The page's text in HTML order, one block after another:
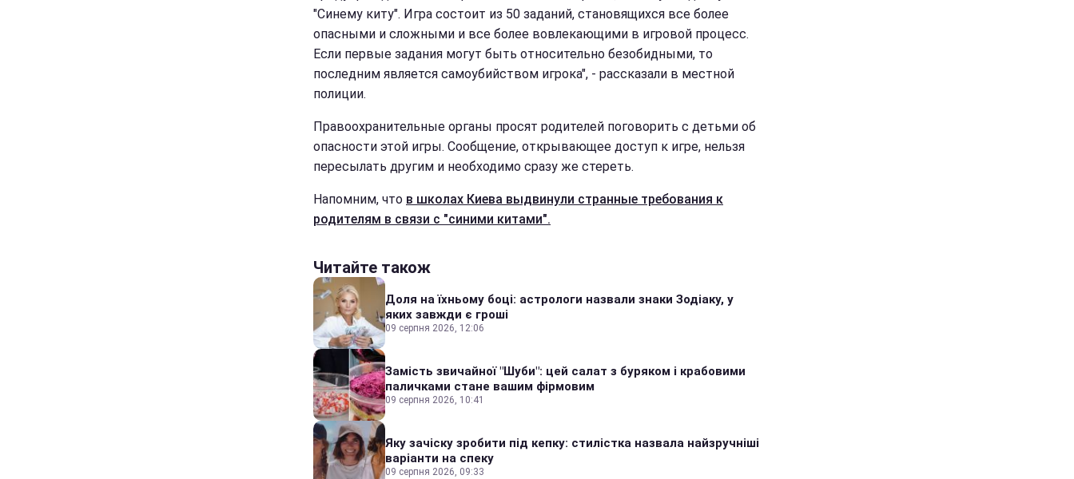
"Синему киту". Игра состоит из 50 заданий, становящихся все более
опасными и сложными и все более вовлекающими в игровой процесс.
Если первые задания могут быть относительно безобидными, то
последним является самоубийством игрока", - рассказали в местной
полиции.
Правоохранительные органы просят родителей поговорить с детьми об
опасности этой игры. Сообщение, открывающее доступ к игре, нельзя
пересылать другим и необходимо сразу же стереть.
Напомним, что в школах Киева выдвинули странные требования к
родителям в связи с "синими китами".
Читайте також
Доля на їхньому боці: астрологи назвали знаки Зодіаку, у
яких завжди є гроші
09 серпня 2026, 12:06
Замість звичайної "Шуби": цей салат з буряком і крабовими
паличками стане вашим фірмовим
09 серпня 2026, 10:41
Яку зачіску зробити під кепку: стилістка назвала найзручніші
варіанти на спеку
09 серпня 2026, 09:33